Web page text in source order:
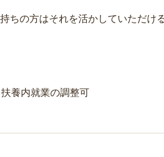
ちの方はそれを活かしていただけ
養内就業の調整可